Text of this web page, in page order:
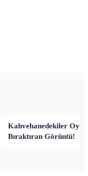
Kahvehanedekiler
Bıraktıran Görüntü!